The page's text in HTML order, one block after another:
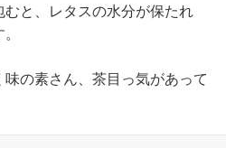
と、レタスの水分が保たれ
の素さん、茶目っ気があって